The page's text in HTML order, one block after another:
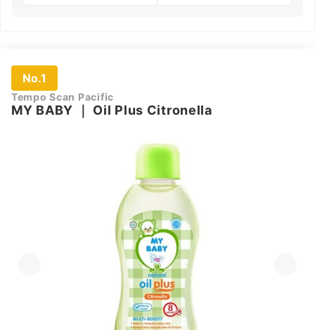
No.1
Tempo Scan Pacific
MY BABY Oil Plus Citronella